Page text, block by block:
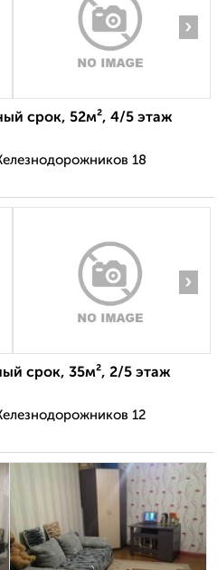
›
срок, 52м², 4/5 этаж
18
›
срок, 35м², 2/5 этаж
12